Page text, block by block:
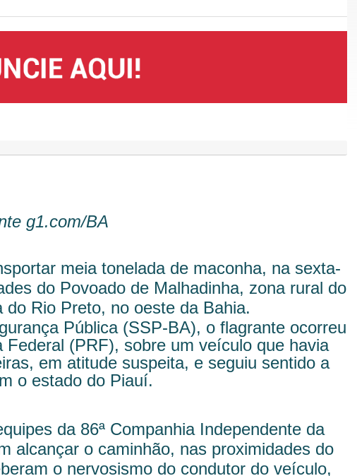
g1.com/BA
meia tonelada de maconha, na sexta-
do Povoado de Malhadinha, zona rural do
Rio Preto, no oeste da Bahia.
Pública (SSP-BA), o flagrante ocorreu
(PRF), sobre um veículo que havia
em atitude suspeita, e seguiu sentido a
o estado do Piauí.
da 86ª Companhia Independente da
alcançar o caminhão, nas proximidades do
o nervosismo do condutor do veículo,